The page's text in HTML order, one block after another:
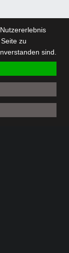
zu
sind.